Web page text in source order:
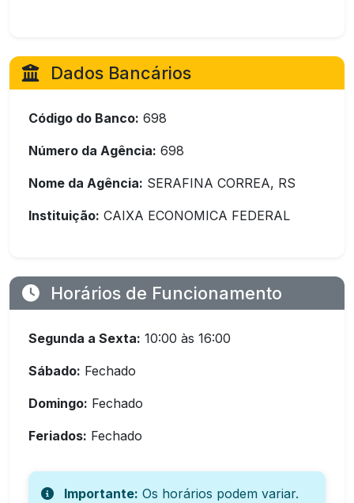
Dados Bancários
Código do Banco: 698
Número da Agência: 698
Nome da Agência: SERAFINA CORREA, RS
Instituição: CAIXA ECONOMICA FEDERAL
Horários de Funcionamento
Segunda a Sexta: 10:00 às 16:00
Sábado: Fechado
Domingo: Fechado
Feriados: Fechado
Importante: Os horários podem variar.